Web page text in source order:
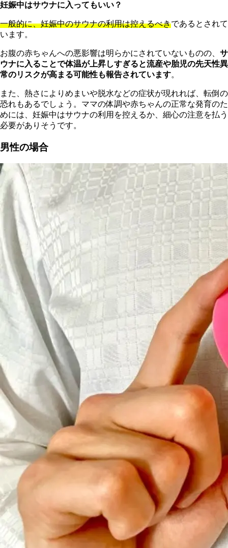
妊娠中はサウナに入ってもいい？
一般的に、妊娠中のサウナの利用は控えるべきであるとされて
います。
お腹の赤ちゃんへの悪影響は明らかにされていないものの、 サ
ウナに入ることで体温が上昇しすぎると流産や胎児の先天性異
常のリスクが高まる可能性も報告されています。
また、熱さによりめまいや脱水などの症状が現れれば、転倒の
恐れもあるでしょう。ママの体調や赤ちゃんの正常な発育のた
めには、妊娠中はサウナの利用を控えるか、細心の注意を払う
必要がありそうです。
男性の場合